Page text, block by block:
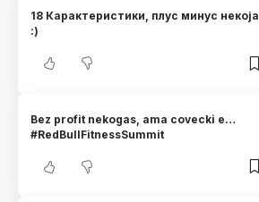
18 Карактеристики, плус минус некоја
:)
Bez profit nekogas, ama covecki e…
#RedBullFitnessSummit